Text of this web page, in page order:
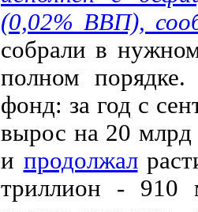
(0,02% ВВП),
собрали в
полном
фонд: за год с
вырос на 20 млрд
и продолжал
триллион - 910